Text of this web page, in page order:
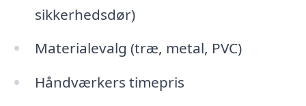
sikkerhedsdør)
Materialevalg (træ, metal, PVC)
Håndværkers timepris